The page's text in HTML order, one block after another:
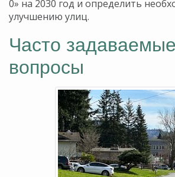
0» на 2030 год и определить
улучшению улиц.
Часто задаваемые
вопросы